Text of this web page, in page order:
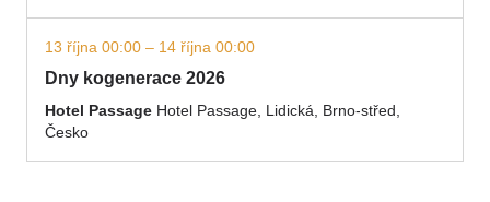
13 října 00:00 – 14 října 00:00
Dny kogenerace 2026
Hotel Passage Hotel Passage, Lidická, Brno-střed,
Česko